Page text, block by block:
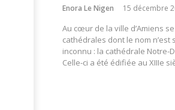
Enora Le Nigen 15 décembre
Au cœur de la ville d’Amiens
cathédrales dont le nom n’est
inconnu : la cathédrale Notre-
Celle-ci a été édifiée au XIIIe